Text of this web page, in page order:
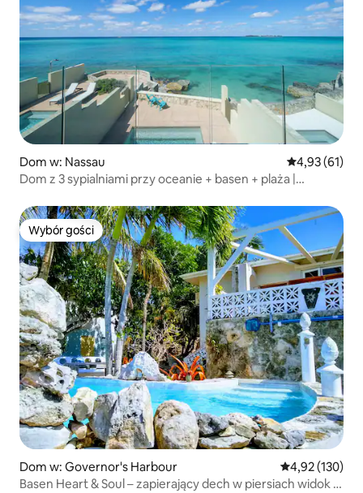
Dom w: Nassau Średnia
4,93 (61)
Dom z 3 sypialniami przy oceanie + basen + plaża |
Wybór gości
Wybór gości
Dom w: Governor's Harbour Średnia
4,92 (130)
Basen Heart & Soul – zapierający dech w piersiach widok –